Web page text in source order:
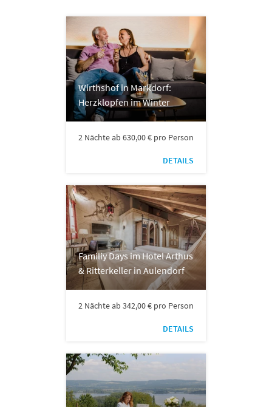
Wirthshof in Markdorf:
Herzklopfen im Winter
2 Nächte ab 630,00 € pro Person
DETAILS
Familiy Days im Hotel Arthus
& Ritterkeller in Aulendorf
2 Nächte ab 342,00 € pro Person
DETAILS